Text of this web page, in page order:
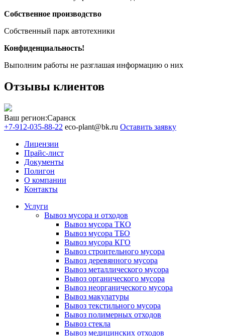
Собственное производство
Собственный парк автотехники
Конфиденциальность!
Выполним работы не разглашая информацию о них
Отзывы клиентов
Ваш регион:Саранск
+7-912-035-88-22 eco-plant@bk.ru Оставить заявку
Лицензии
Прайс-лист
Документы
Полигон
О компании
Контакты
Услуги
Вывоз мусора и отходов
Вывоз мусора ТКО
Вывоз мусора ТБО
Вывоз мусора КГО
Вывоз строительного мусора
Вывоз деревянного мусора
Вывоз металлического мусора
Вывоз органического мусора
Вывоз неорганического мусора
Вывоз макулатуры
Вывоз текстильного мусора
Вывоз полимерных отходов
Вывоз стекла
Вывоз медицинских отходов